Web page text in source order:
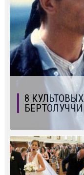
8
БЕРТОЛУЧЧИ